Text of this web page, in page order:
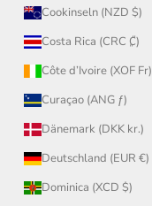
Cookinseln (NZD $)
Costa Rica (CRC ₡)
Côte d’Ivoire (XOF Fr)
Curaçao (ANG ƒ)
Dänemark (DKK kr.)
Deutschland (EUR €)
Dominica (XCD $)